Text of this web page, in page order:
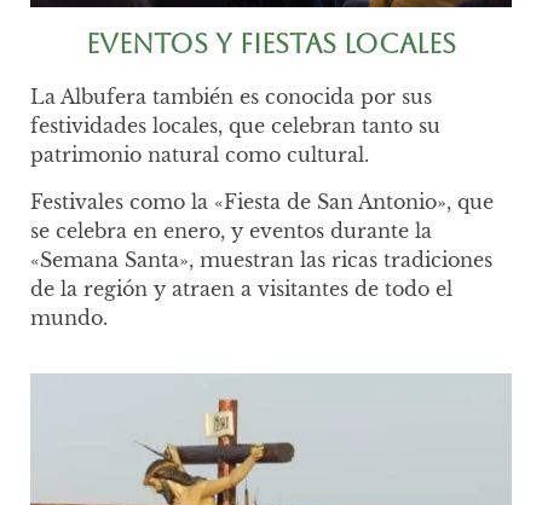
Eventos y Fiestas Locales
La Albufera también es conocida por sus
festividades locales, que celebran tanto su
patrimonio natural como cultural.
Festivales como la «Fiesta de San Antonio», que
se celebra en enero, y eventos durante la
«Semana Santa», muestran las ricas tradiciones
de la región y atraen a visitantes de todo el
mundo.